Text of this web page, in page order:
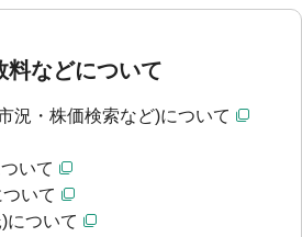
料などについて
況・株価検索など)について
いて
いて
について